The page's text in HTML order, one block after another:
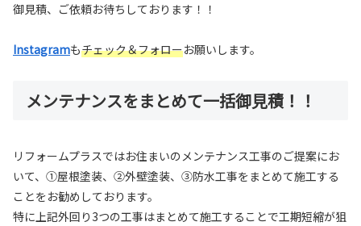
御見積、ご依頼お待ちしております！！
Instagramもチェック＆フォローお願いします。
メンテナンスをまとめて一括御見積！！
リフォームプラスではお住まいのメンテナンス工事のご提案にお
いて、①屋根塗装、②外壁塗装、③防水工事をまとめて施工する
ことをお勧めしております。
特に上記外回り3つの工事はまとめて施工することで工期短縮が狙